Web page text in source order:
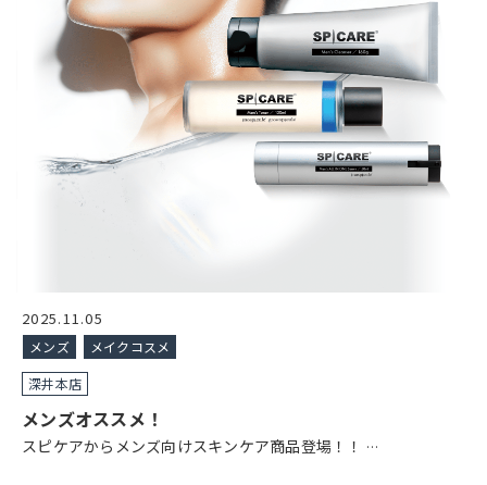
2025.11.05
メンズ
メイクコスメ
深井本店
メンズオススメ！
スピケアからメンズ向けスキンケア商品登場！！ …